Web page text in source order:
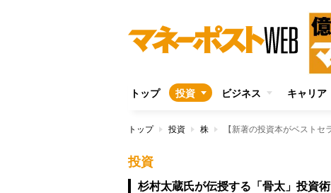
トップ 投資 ビジネス キャリア
トップ 投資 株
投資
杉村太蔵氏が伝授する「骨太」投資術